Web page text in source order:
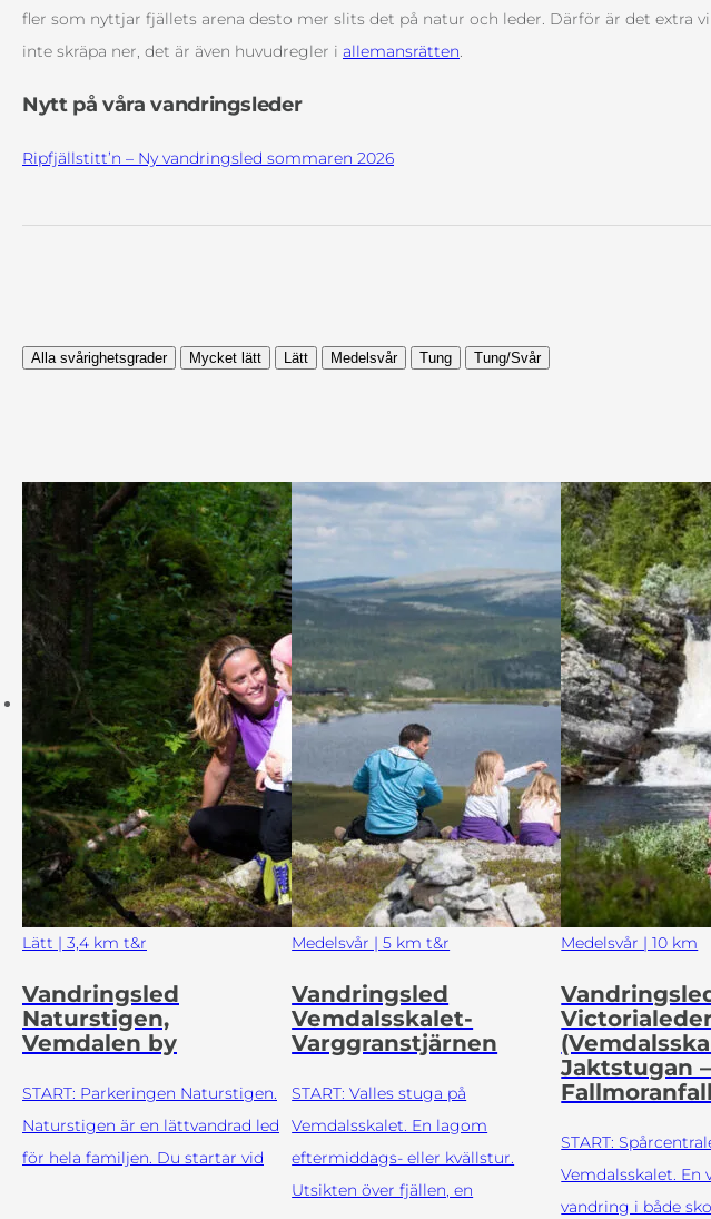
fler som nyttjar fjällets arena desto mer slits det på natur och leder. Därför är det
inte skräpa ner, det är även huvudregler i allemansrätten.
Nytt på våra vandringsleder
Ripfjällstitt’n – Ny vandringsled sommaren 2026
Alla svårighetsgrader Mycket lätt Lätt Medelsvår Tung Tung/Svår
Lätt | 3,4 km t&r
Vandringsled
Naturstigen,
Vemdalen by
START: Parkeringen Naturstigen.
Naturstigen är en lättvandrad led
för hela familjen. Du startar vid
Medelsvår | 5 km t&r
Vandringsled
Vemdalsskalet-
Varggranstjärnen
START: Valles stuga på
Vemdalsskalet. En lagom
eftermiddags- eller kvällstur.
Utsikten över fjällen, en
Medelsvår | 10 km
Jaktstugan –
START:
Vemdalsskalet. En
vandring i både